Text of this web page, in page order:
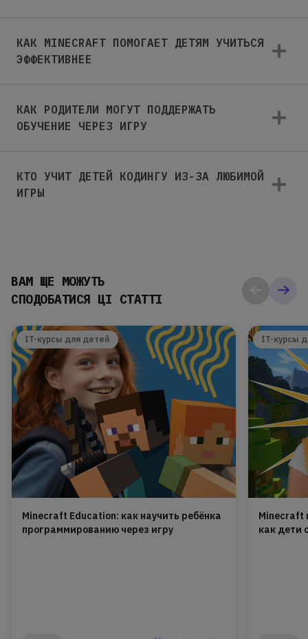
КАК MINECRAFT ПОМОГАЕТ ДЕТЯМ УЧИТЬСЯ
ЭФФЕКТИВНЕЕ
КАК РОДИТЕЛИ МОГУТ ПОДДЕРЖАТЬ
ОБУЧЕНИЕ ЧЕРЕЗ ИГРУ
КТО УЧИТ ДЕТЕЙ КОДИНГУ ИЗ-ЗА ЛЮБИМОЙ
ИГРЫ
ВАМ ЩЕ МОЖУТЬ
СПОДОБАТИСЯ ЦІ СТАТТІ
IT-курсы для детей
Minecraft Education: как научить ребёнка
программированию через игру
IT-курсы
Minecraft
как дети